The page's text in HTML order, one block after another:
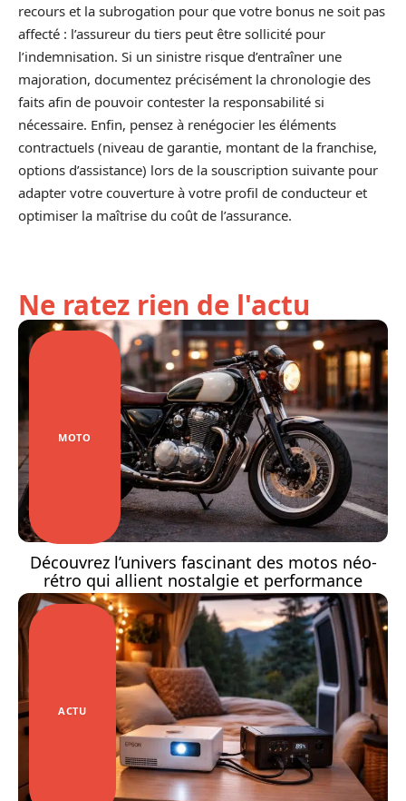
recours et la subrogation pour que votre bonus ne soit pas
affecté : l’assureur du tiers peut être sollicité pour
l’indemnisation. Si un sinistre risque d’entraîner une
majoration, documentez précisément la chronologie des
faits afin de pouvoir contester la responsabilité si
nécessaire. Enfin, pensez à renégocier les éléments
contractuels (niveau de garantie, montant de la franchise,
options d’assistance) lors de la souscription suivante pour
adapter votre couverture à votre profil de conducteur et
optimiser la maîtrise du coût de l’assurance.
Ne ratez rien de l'actu
MOTO
Découvrez l’univers fascinant des motos néo-
rétro qui allient nostalgie et performance
ACTU